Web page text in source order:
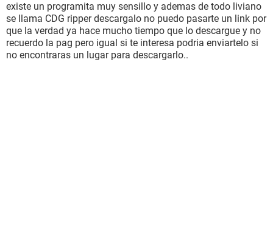
existe un programita muy sensillo y ademas de todo liviano
se llama CDG ripper descargalo no puedo pasarte un link por
que la verdad ya hace mucho tiempo que lo descargue y no
recuerdo la pag pero igual si te interesa podria enviartelo si
no encontraras un lugar para descargarlo..